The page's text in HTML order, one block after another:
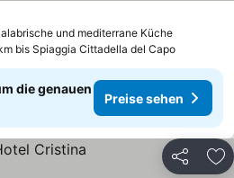
und mediterrane KüchePreise
bis Spiaggia Cittadella del Capo
die genauen
Preise sehen
Teilen